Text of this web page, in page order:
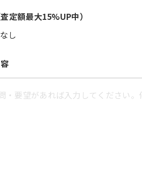
定額最大15%UP中）
なし